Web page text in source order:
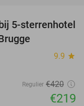
48%
5-sterrenhotel
9.9 star
Regulier €420
€219